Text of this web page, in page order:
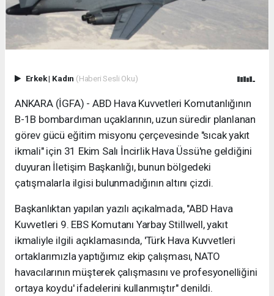
Erkek| Kadın (Haberi Sesli Oku)
ANKARA (İGFA) - ABD Hava Kuvvetleri Komutanlığının
B-1B bombardıman uçaklarının, uzun süredir planlanan
görev gücü eğitim misyonu çerçevesinde "sıcak yakıt
ikmali" için 31 Ekim Salı İncirlik Hava Üssü'ne geldiğini
duyuran İletişim Başkanlığı, bunun bölgedeki
çatışmalarla ilgisi bulunmadığının altını çizdi.
Başkanlıktan yapılan yazılı açıkalmada, "ABD Hava
Kuvvetleri 9. EBS Komutanı Yarbay Stillwell, yakıt
ikmaliyle ilgili açıklamasında, 'Türk Hava Kuvvetleri
ortaklarımızla yaptığımız ekip çalışması, NATO
havacılarının müşterek çalışmasını ve profesyonelliğini
ortaya koydu' ifadelerini kullanmıştır" denildi.